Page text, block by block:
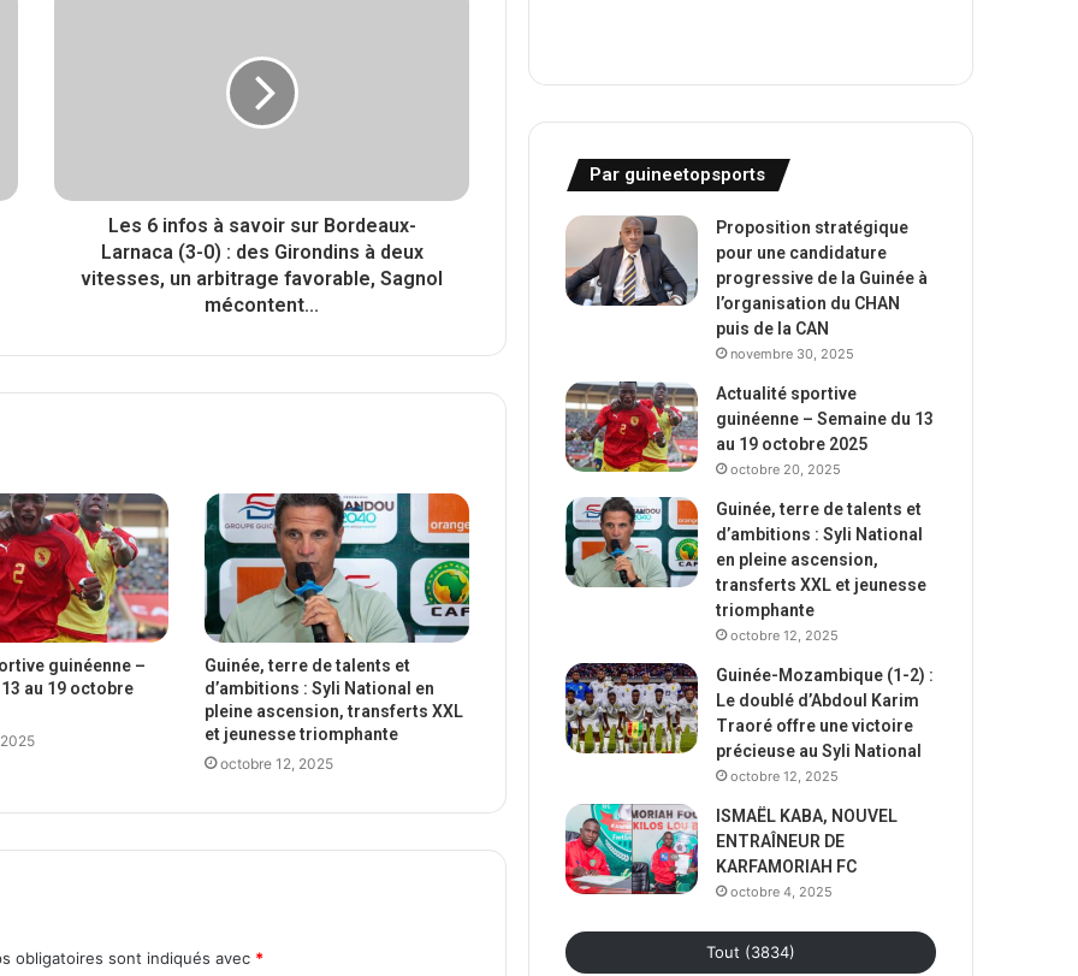
Les 6 infos à savoir sur Bordeaux-
Larnaca (3-0) : des Girondins à deux
vitesses, un arbitrage favorable, Sagnol
mécontent...
guinéenne –
au 19 octobre
Guinée, terre de talents et
d’ambitions : Syli National en
pleine ascension, transferts XXL
et jeunesse triomphante
octobre 12, 2025
obligatoires sont indiqués avec *
Par guineetopsports
Proposition stratégique
pour une candidature
progressive de la Guinée à
l’organisation du CHAN
puis de la CAN
novembre 30, 2025
Actualité sportive
guinéenne – Semaine du 13
au 19 octobre 2025
octobre 20, 2025
Guinée, terre de talents et
d’ambitions : Syli National
en pleine ascension,
transferts XXL et jeunesse
triomphante
octobre 12, 2025
Guinée-Mozambique (1-2) :
Le doublé d’Abdoul Karim
Traoré offre une victoire
précieuse au Syli National
octobre 12, 2025
ISMAËL KABA, NOUVEL
ENTRAÎNEUR DE
KARFAMORIAH FC
octobre 4, 2025
Tout (3834)